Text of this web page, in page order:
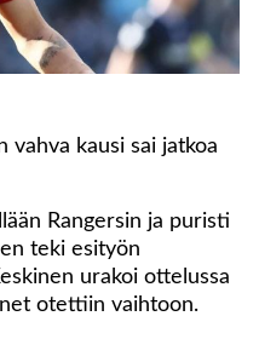
vahva kausi sai jatkoa
Rangersin ja puristi
teki esityön
urakoi ottelussa
otettiin vaihtoon.